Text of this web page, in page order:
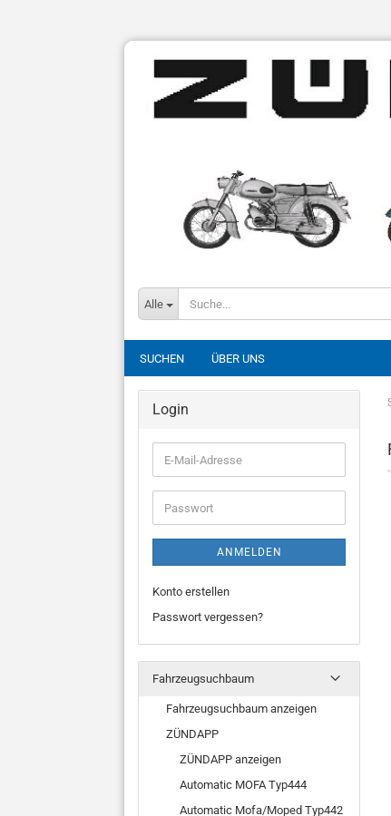
Alle
SUCHEN ÜBER UNS
Login
E-
Mail-
Adresse
Passwort
ANMELDEN
Konto erstellen
Passwort vergessen?
Fahrzeugsuchbaum
Fahrzeugsuchbaum anzeigen
ZÜNDAPP
ZÜNDAPP anzeigen
Automatic MOFA Typ444
Automatic Mofa/Moped Typ442